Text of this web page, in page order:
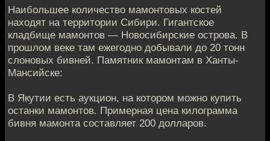
Наибольшее количество мамонтовых костей
находят на территории Сибири. Гигантское
кладбище мамонтов — Новосибирские острова. В
прошлом веке там ежегодно добывали до 20 тонн
слоновых бивней. Памятник мамонтам в Ханты-
Мансийске:
В Якутии есть аукцион, на котором можно купить
останки мамонтов. Примерная цена килограмма
бивня мамонта составляет 200 долларов.